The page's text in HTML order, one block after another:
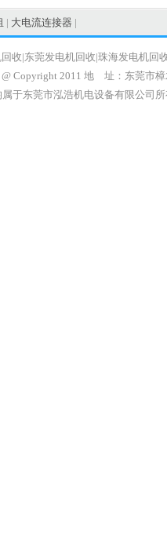
| 大电流连接器 |
收|东莞发电机回收|珠海发电机回
Copyright 2011 地 址：东莞市
于东莞市泓浩机电设备有限公司